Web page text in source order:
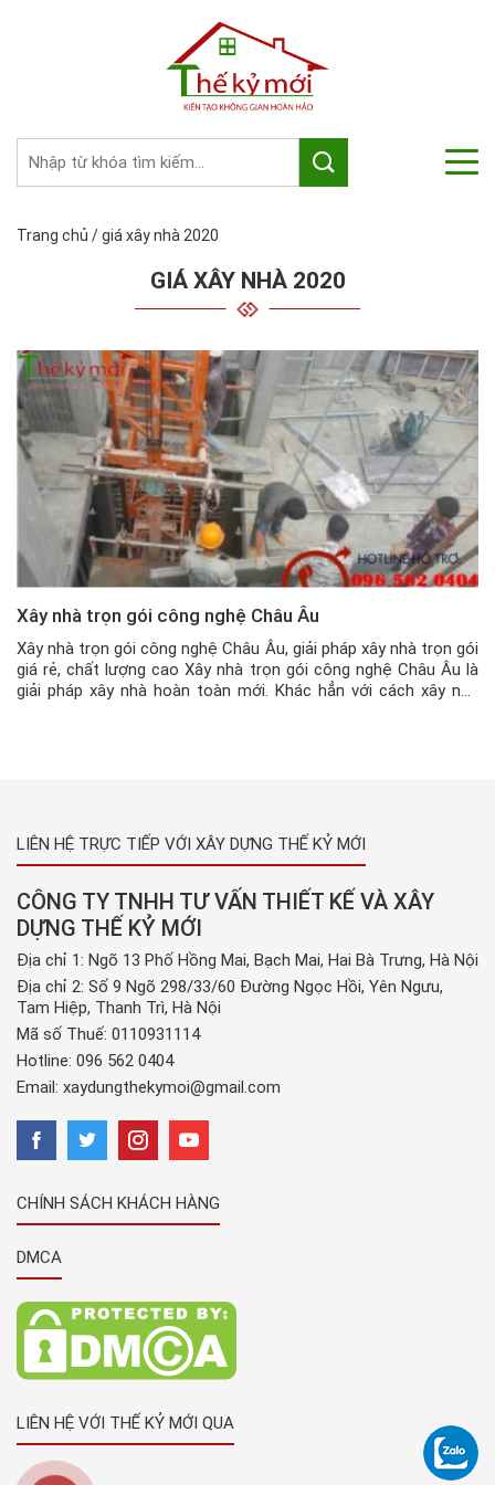
Trang chủ /giá xây nhà 2020
GIÁ XÂY NHÀ 2020
Xây nhà trọn gói công nghệ Châu Âu
Xây nhà trọn gói công nghệ Châu Âu, giải pháp xây nhà trọn gói
giá rẻ, chất lượng cao Xây nhà trọn gói công nghệ Châu Âu là
giải pháp xây nhà hoàn toàn mới. Khác hẳn với cách xây nhà
LIÊN HỆ TRỰC TIẾP VỚI XÂY DỰNG THẾ KỶ MỚI
CÔNG TY TNHH TƯ VẤN THIẾT KẾ VÀ XÂY
DỰNG THẾ KỶ MỚI
Địa chỉ 1: Ngõ 13 Phố Hồng Mai, Bạch Mai, Hai Bà Trưng, Hà Nội
Địa chỉ 2: Số 9 Ngõ 298/33/60 Đường Ngọc Hồi, Yên Ngưu,
Tam Hiệp, Thanh Trì, Hà Nội
Mã số Thuế: 0110931114
Hotline: 096 562 0404
Email: xaydungthekymoi@gmail.com
CHÍNH SÁCH KHÁCH HÀNG
DMCA
LIÊN HỆ VỚI THẾ KỶ MỚI QUA